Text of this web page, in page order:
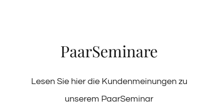
PaarSeminare
Lesen Sie hier die Kundenmeinungen zu
unserem PaarSeminar